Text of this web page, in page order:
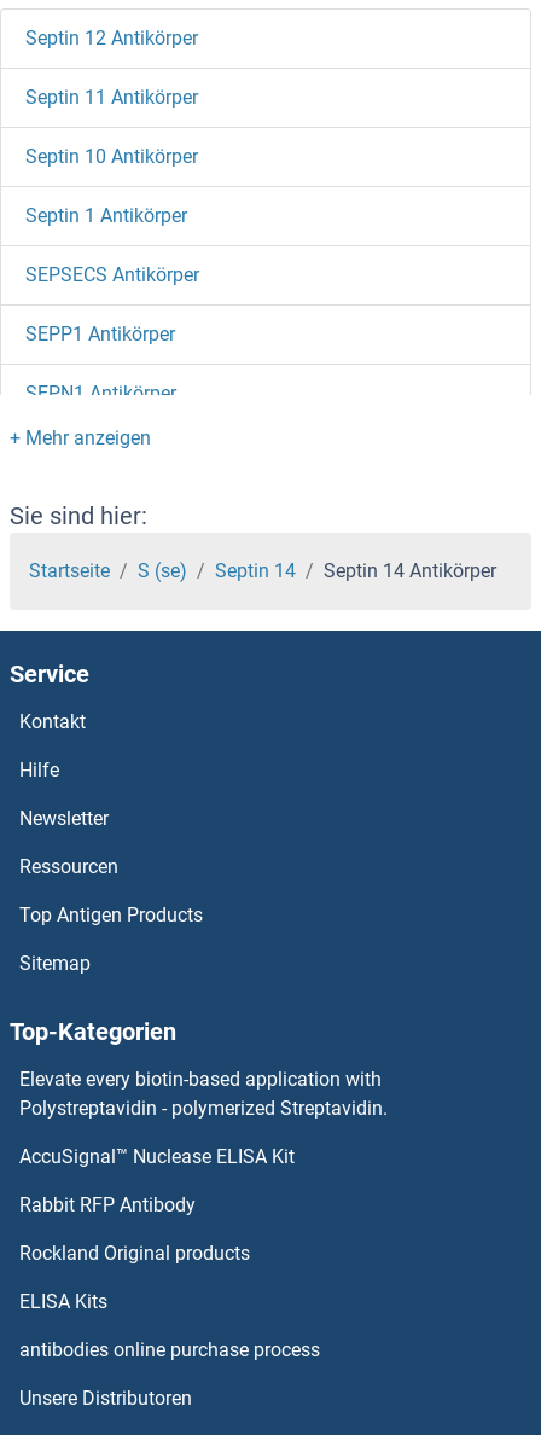
Septin 12 Antikörper
Septin 11 Antikörper
Septin 10 Antikörper
Septin 1 Antikörper
SEPSECS Antikörper
SEPP1 Antikörper
SEPN1 Antikörper
SEPHS2 Antikörper
SEPHS1 Antikörper
Separase Antikörper
Sep 15 Antikörper
SENP8 Antikörper
SENP6 Antikörper
SENP5 Antikörper
SENP3 Antikörper
SENP1 Antikörper
Senataxin Antikörper
SEMG2 Antikörper
Septin 2 Antikörper
Septin 4 Antikörper
Septin 5 Antikörper
Sie sind hier:
Startseite S (se) Septin 14 Septin 14 Antikörper
Service
Kontakt
Hilfe
Newsletter
Ressourcen
Top Antigen Products
Sitemap
Top-Kategorien
Elevate every biotin-based application with
Polystreptavidin - polymerized Streptavidin.
AccuSignal™ Nuclease ELISA Kit
Rabbit RFP Antibody
Rockland Original products
ELISA Kits
antibodies online purchase process
Unsere Distributoren